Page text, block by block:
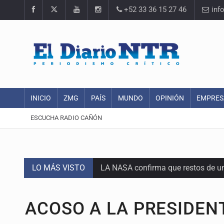
+52 33 36 15 27 46
INICIO ZMG PAÍS MUNDO OPINIÓN
ESCUCHA RADIO CAÑÓN
LO MÁS VISTO LA NASA confirma que restos de
México golea a Panamá y se
ACOSO A LA